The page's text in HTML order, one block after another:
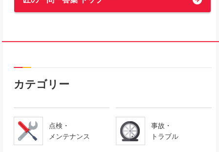
カテゴリー
点検・
メンテナンス
事故・
トラブル